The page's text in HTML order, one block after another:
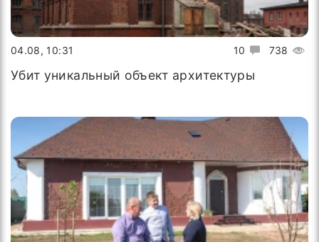
10 738
04.08, 10:31
Убит уникальный объект архитектуры